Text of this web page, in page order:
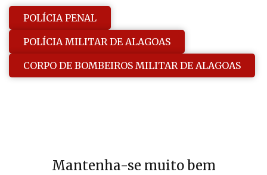
POLÍCIA PENAL
POLÍCIA MILITAR DE ALAGOAS
CORPO DE BOMBEIROS MILITAR DE ALAGOAS
Mantenha-se muito bem